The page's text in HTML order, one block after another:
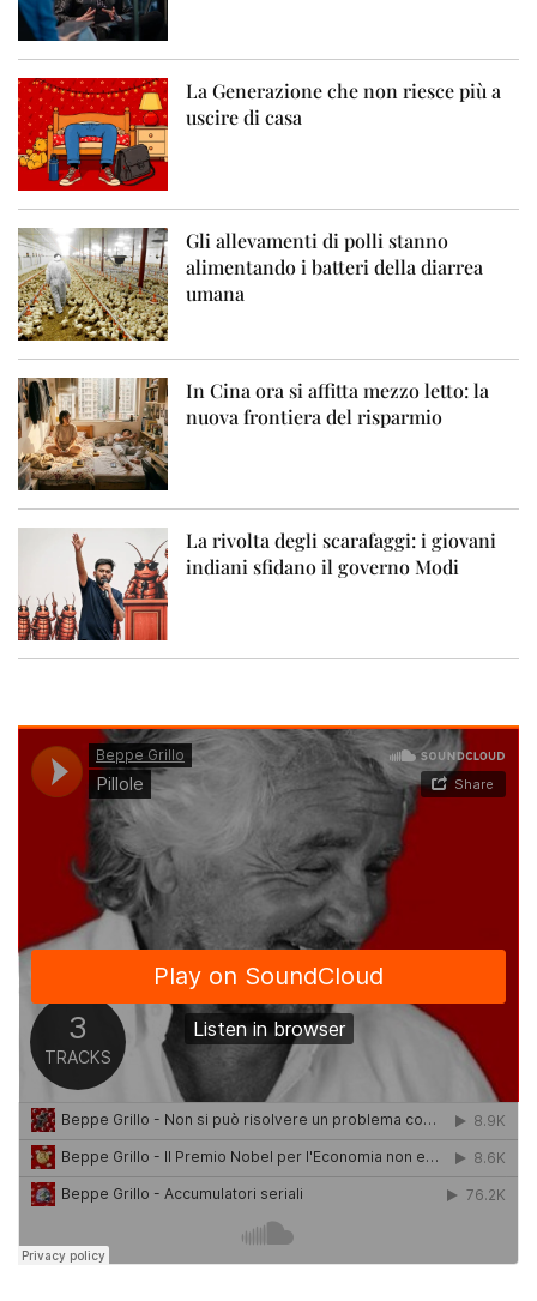
La Generazione che non riesce più a
uscire di casa
Gli allevamenti di polli stanno
alimentando i batteri della diarrea
umana
In Cina ora si affitta mezzo letto: la
nuova frontiera del risparmio
La rivolta degli scarafaggi: i giovani
indiani sfidano il governo Modi